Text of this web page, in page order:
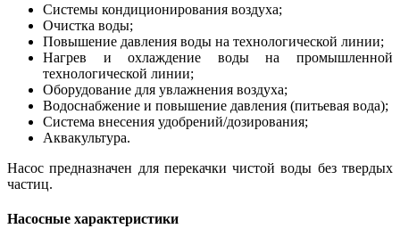
Системы кондиционирования воздуха;
Очистка воды;
Повышение давления воды на технологической линии;
Нагрев и охлаждение воды на промышленной
технологической линии;
Оборудование для увлажнения воздуха;
Водоснабжение и повышение давления (питьевая вода);
Система внесения удобрений/дозирования;
Аквакультура.
Насос предназначен для перекачки чистой воды без твердых
частиц.
Насосные характеристики